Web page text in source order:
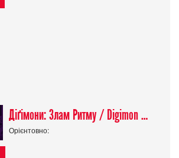
Діґімони: Злам Ритму / Digimon Beatbreak
Орієнтовно: